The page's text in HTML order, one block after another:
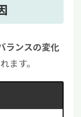
ランスの変化
ます。